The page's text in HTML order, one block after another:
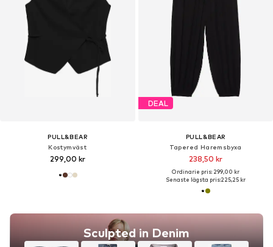
PULL&BEAR
Kostymväst
299,00 kr
Sculpted in Denim
DEAL
PULL&BEAR
Tapered Haremsbyxa
238,50 kr
Ordinarie pris: 299,00 kr
Senaste lägsta pris:225,25 kr